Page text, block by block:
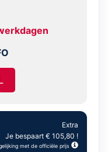
Extra
Je bespaart € 105,80 !
met de officiële prijs